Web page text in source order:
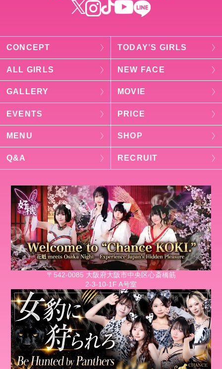
CONCEPT TODAY’S GIRLS
ALL GIRLS NEW FACE
GALLERY MOVIE
EVENTS PRICE
MENU SHOP
Q&A RECRUIT
〒542-0085 大阪府大阪市中央区心斎橋筋
2-3-10-1F A号室